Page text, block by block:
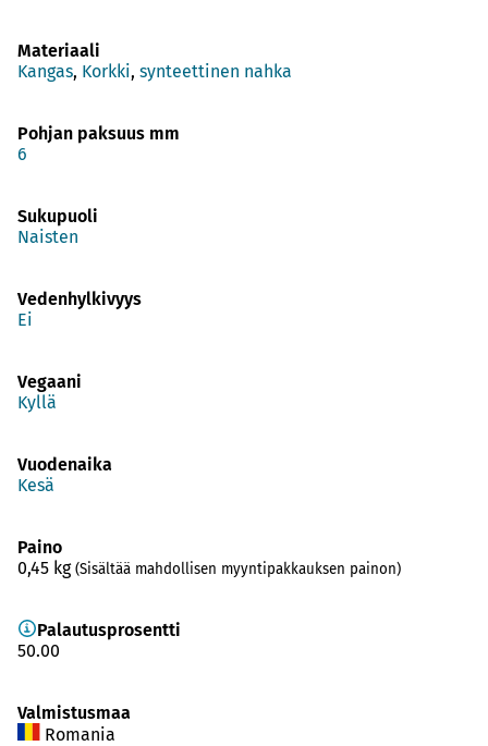
Materiaali
Kangas, Korkki, synteettinen nahka
Pohjan paksuus mm
6
Sukupuoli
Naisten
Vedenhylkivyys
Ei
Vegaani
Kyllä
Vuodenaika
Kesä
Paino
0,45 kg (Sisältää mahdollisen myyntipakkauksen painon)
Palautusprosentti
50.00
Valmistusmaa
Romania